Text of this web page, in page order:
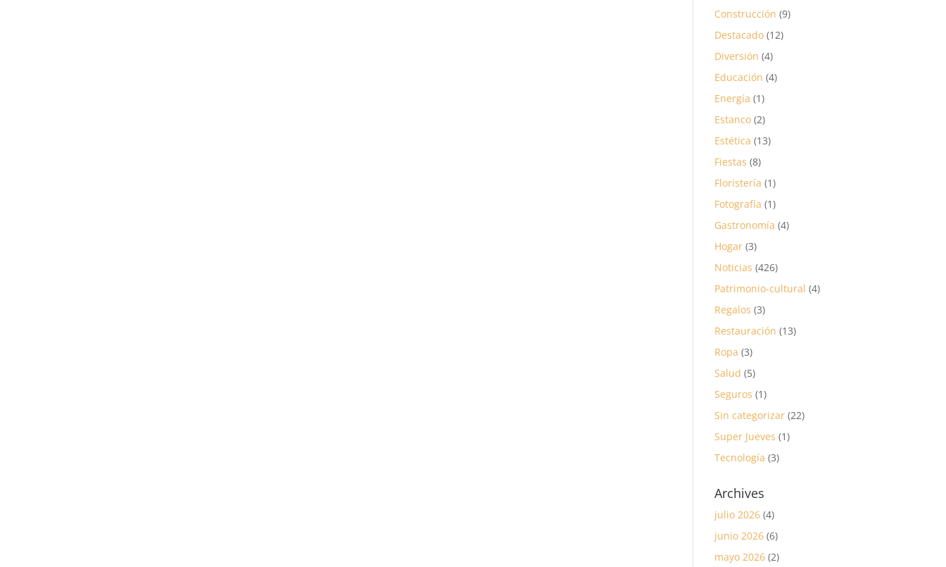
Construcción (9)
Destacado (12)
Diversión (4)
Educación (4)
Energía (1)
Estanco (2)
Estética (13)
Fiestas (8)
Floristería (1)
Fotografía (1)
Gastronomía (4)
Hogar (3)
Noticias (426)
Patrimonio-cultural (4)
Regalos (3)
Restauración (13)
Ropa (3)
Salud (5)
Seguros (1)
Sin categorizar (22)
Super Jueves (1)
Tecnología (3)
Archives
julio 2026 (4)
junio 2026 (6)
mayo 2026 (2)